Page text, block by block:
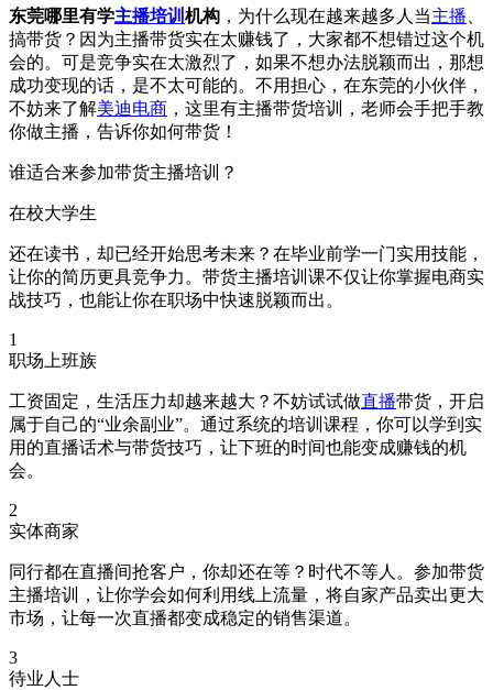
东莞哪里有学主播培训 机构 ，为什么现在越来越多人当主播
搞带货？因为主播带货实在太赚钱了，大家都不想错过这个机
会的。可是竞争实在太激烈了，如果不想办法脱颖而出，那想
成功变现的话，是不太可能的。不用担心，在东莞的小伙伴，
不妨来了解美迪电商 ，这里有主播带货培训，老师会手把手教
你做主播，告诉你如何带货！
谁适合来参加带货主播培训？
在校大学生
还在读书，却已经开始思考未来？在毕业前学一门实用技能，
让你的简历更具竞争力。带货主播培训课不仅让你掌握电商实
战技巧，也能让你在职场中快速脱颖而出。
1
职场上班族
工资固定，生活压力却越来越大？不妨试试做直播带货，开启
属于自己的“业余副业”。通过系统的培训课程，你可以学到实
用的直播话术与带货技巧，让下班的时间也能变成赚钱的机
会。
2
实体商家
同行都在直播间抢客户，你却还在等？时代不等人。参加带货
主播培训，让你学会如何利用线上流量，将自家产品卖出更大
市场，让每一次直播都变成稳定的销售渠道。
3
待业人士